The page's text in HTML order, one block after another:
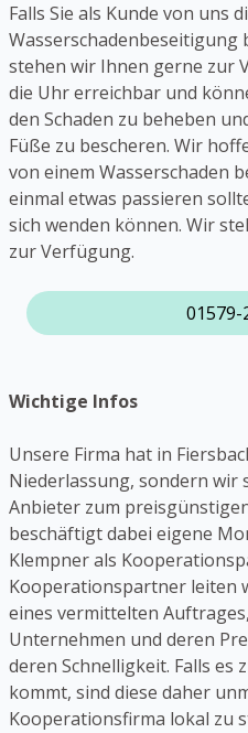
Falls Sie als Kunde von uns
stehen wir Ihnen gerne zur
die Uhr erreichbar und
den Schaden zu beheben
Füße zu bescheren. Wir
von einem Wasserschaden
einmal etwas passieren
sich wenden können. Wir
zur Verfügung.
01579-
Wichtige Infos
Unsere Firma hat in
Niederlassung, sondern wir
Anbieter zum
beschäftigt dabei eigene
Klempner als
Kooperationspartner leiten
eines vermittelten
Unternehmen und deren
deren Schnelligkeit. Falls es
kommt, sind diese daher
Kooperationsfirma lokal zu